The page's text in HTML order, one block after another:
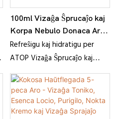
100ml Vizaĝa Ŝprucaĵo kaj
Korpa Nebulo Donaca Aro -
Hidratiga Citrusa Parfuma
Kolekto por Ĉiutaga
Refreŝigu kaj hidratigu per
ATOP Vizaĝa Ŝprucaĵo kaj
Korpa Ŝprucaĵo Duo. Malpeza
citrus-inspira ŝprucaĵo por
vizaĝo kaj korpo kun longdaŭra
freŝeco.